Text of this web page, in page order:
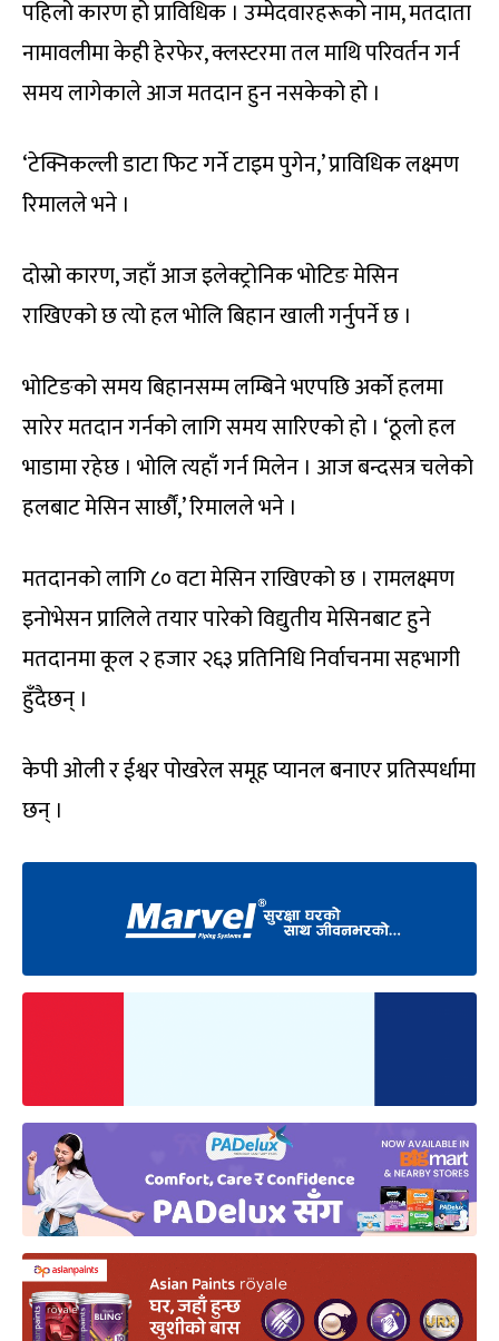
पहिलो कारण हो प्राविधिक । उम्मेदवारहरूको नाम, मतदाता
नामावलीमा केही हेरफेर, क्लस्टरमा तल माथि परिवर्तन गर्न
समय लागेकाले आज मतदान हुन नसकेको हो ।
‘टेक्निकल्ली डाटा फिट गर्ने टाइम पुगेन,’ प्राविधिक लक्ष्मण
रिमालले भने ।
दोस्रो कारण, जहाँ आज इलेक्ट्रोनिक भोटिङ मेसिन
राखिएको छ त्यो हल भोलि बिहान खाली गर्नुपर्ने छ ।
भोटिङको समय बिहानसम्म लम्बिने भएपछि अर्को हलमा
सारेर मतदान गर्नको लागि समय सारिएको हो । ‘ठूलो हल
भाडामा रहेछ । भोलि त्यहाँ गर्न मिलेन । आज बन्दसत्र चलेको
हलबाट मेसिन सार्छौं,’ रिमालले भने ।
मतदानको लागि ८० वटा मेसिन राखिएको छ । रामलक्ष्मण
इनोभेसन प्रालिले तयार पारेको विद्युतीय मेसिनबाट हुने
मतदानमा कूल २ हजार २६३ प्रतिनिधि निर्वाचनमा सहभागी
हुँदैछन् ।
केपी ओली र ईश्वर पोखरेल समूह प्यानल बनाएर प्रतिस्पर्धामा
छन् ।